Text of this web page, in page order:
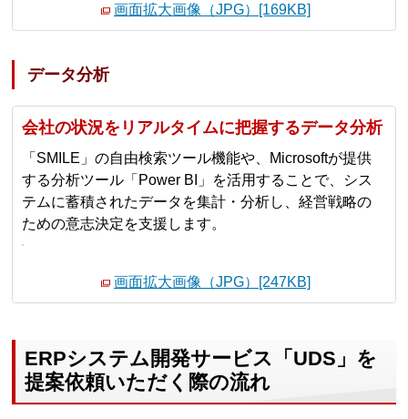
画面拡大画像（JPG）[169KB]
データ分析
会社の状況をリアルタイムに把握するデータ分析
「SMILE」の自由検索ツール機能や、Microsoftが提供
する分析ツール「Power BI」を活用することで、シス
テムに蓄積されたデータを集計・分析し、経営戦略の
ための意志決定を支援します。
画面拡大画像（JPG）[247KB]
ERPシステム開発サービス「UDS」を
提案依頼いただく際の流れ